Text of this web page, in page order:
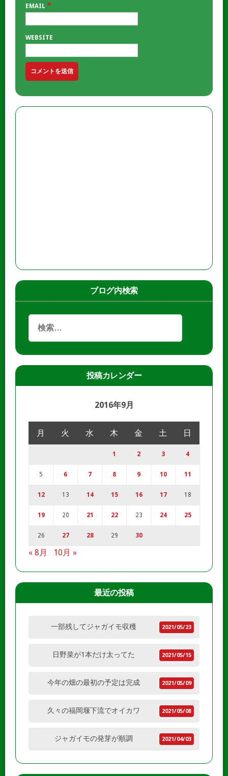
EMAIL *
WEBSITE
ブログ内検索
投稿カレンダー
2016年9月
月 火 水 木 金 土 日
1 2 3 4
5 6 7 8 9 10 11
12 13 14 15 16 17 18
19 20 21 22 23 24 25
26 27 28 29 30
« 8月 10月 »
最近の投稿
一部残してジャガイモ収穫 2021/05/23
日野菜が1本だけ太ってた 2021/05/15
今年の畑の最初の予定は完成 2021/05/09
久々の福岡堰下流でオイカワ 2021/05/08
ジャガイモの発芽が順調 2021/04/03